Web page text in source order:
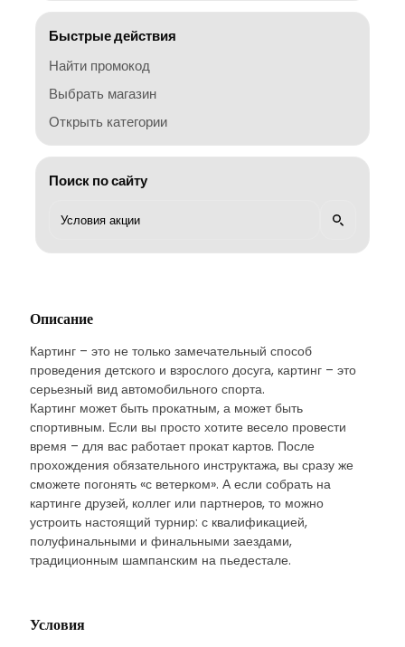
Быстрые действия
Найти промокод
Выбрать магазин
Открыть категории
Поиск по сайту
Описание
Картинг – это не только замечательный способ
проведения детского и взрослого досуга, картинг – это
серьезный вид автомобильного спорта.
Картинг может быть прокатным, а может быть
спортивным. Если вы просто хотите весело провести
время – для вас работает прокат картов. После
прохождения обязательного инструктажа, вы сразу же
сможете погонять «с ветерком». А если собрать на
картинге друзей, коллег или партнеров, то можно
устроить настоящий турнир: с квалификацией,
полуфинальными и финальными заездами,
традиционным шампанским на пьедестале.
Условия